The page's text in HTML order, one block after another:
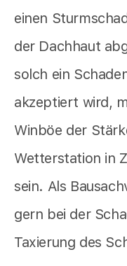
einen
der Dachhaut
solch ein
akzeptiert wird,
Winböe der
Wetterstation in
sein. Als
gern bei der
Taxierung des